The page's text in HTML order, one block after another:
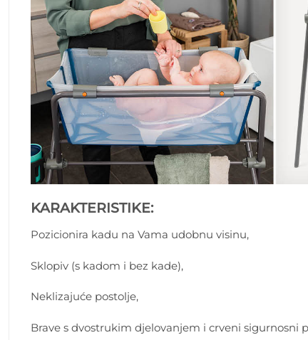
KARAKTERISTIKE:
Pozicionira kadu na Vama udobnu visinu,
Sklopiv (s kadom i bez kade),
Neklizajuće postolje,
Brave s dvostrukim djelovanjem i crveni sigurnosni